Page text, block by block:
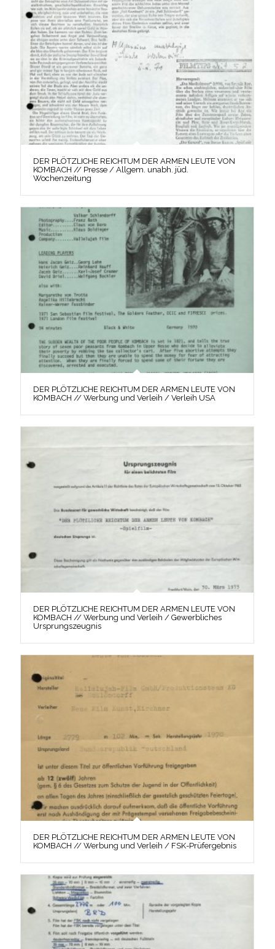
DER PLÖTZLICHE REICHTUM DER ARMEN LEUTE VON
KOMBACH // Presse / Allgem. unabh. jüd.
Wochenzeitung
DER PLÖTZLICHE REICHTUM DER ARMEN LEUTE VON
KOMBACH // Werbung und Verleih / Verleih USA
DER PLÖTZLICHE REICHTUM DER ARMEN LEUTE VON
KOMBACH // Werbung und Verleih / Gewerbliches
Ursprungszeugnis
DER PLÖTZLICHE REICHTUM DER ARMEN LEUTE VON
KOMBACH // Werbung und Verleih / FSK-Prüfergebnis